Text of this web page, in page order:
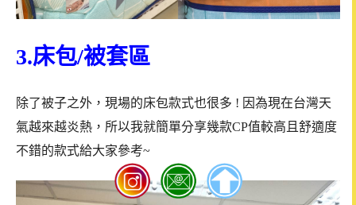
3.床包/被套區
除了被子之外，現場的床包款式也很多 ! 因為現在台灣天
氣越來越炎熱，所以我就簡單分享幾款CP值較高且舒適度
不錯的款式給大家參考~